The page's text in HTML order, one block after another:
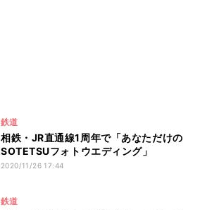
鉄道
相鉄・JR直通線1周年で「あなただけの
SOTETSUフォトウエディング」
2020/11/26 17:44
鉄道